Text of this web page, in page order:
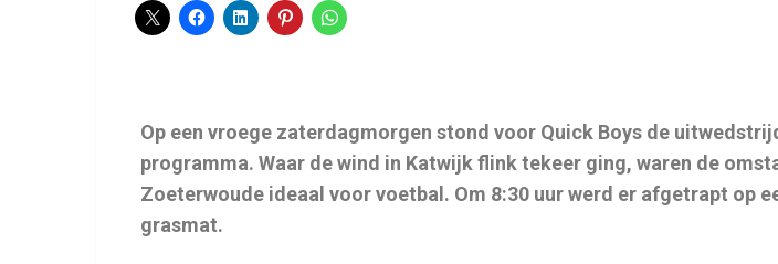
Op een vroege zaterdagmorgen stond voor Quick Boys de
programma. Waar de wind in Katwijk flink tekeer ging, waren de
Zoeterwoude ideaal voor voetbal. Om 8:30 uur werd er afgetrapt op
grasmat.